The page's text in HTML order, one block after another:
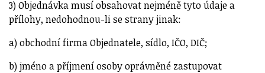
3) Objednávka musí obsahovat nejméně tyto údaje a
přílohy, nedohodnou-li se strany jinak:
a) obchodní firma Objednatele, sídlo, IČO, DIČ;
b) jméno a příjmení osoby oprávněné zastupovat